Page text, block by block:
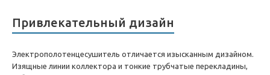
Привлекательный дизайн
Электрополотенцесушитель отличается изысканным дизайном.
Изящные линии коллектора и тонкие трубчатые перекладины,